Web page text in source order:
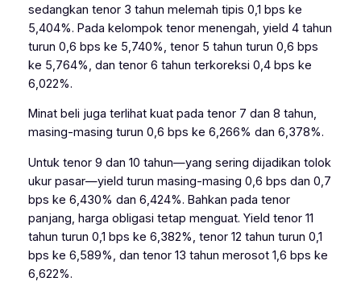
sedangkan tenor 3 tahun melemah tipis 0,1 bps ke
5,404%. Pada kelompok tenor menengah, yield 4 tahun
turun 0,6 bps ke 5,740%, tenor 5 tahun turun 0,6 bps
ke 5,764%, dan tenor 6 tahun terkoreksi 0,4 bps ke
6,022%.
Minat beli juga terlihat kuat pada tenor 7 dan 8 tahun,
masing-masing turun 0,6 bps ke 6,266% dan 6,378%.
Untuk tenor 9 dan 10 tahun—yang sering dijadikan tolok
ukur pasar—yield turun masing-masing 0,6 bps dan 0,7
bps ke 6,430% dan 6,424%. Bahkan pada tenor
panjang, harga obligasi tetap menguat. Yield tenor 11
tahun turun 0,1 bps ke 6,382%, tenor 12 tahun turun 0,1
bps ke 6,589%, dan tenor 13 tahun merosot 1,6 bps ke
6,622%.